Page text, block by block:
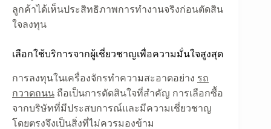
ลูกค้าได้เห็นประสิทธิภาพการทำงานจริงก่อนตัดสิน
ใจลงทุน
เลือกใช้บริการจากผู้เชี่ยวชาญเพื่อความมั่นใจสูงสุด
การลงทุนในเครื่องจักรทำความสะอาดอย่าง รถ
กวาดถนน ถือเป็นการตัดสินใจที่สำคัญ การเลือกซื้อ
จากบริษัทที่มีประสบการณ์และมีความเชี่ยวชาญ
โดยตรงจึงเป็นสิ่งที่ไม่ควรมองข้าม